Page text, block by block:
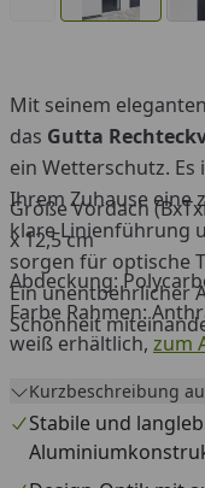
Mit seinem
das Gutta
ein Wetterschutz.
Ihrem Zuhause eine
klare Linienführung
sorgen für optische
Ein unentbehrlicher
Schönheit
Größe Vordach
x 12,5 cm
Abdeckung:
Farbe Rahmen:
weiß erhältlich, zum
Kurzbeschreibung
Stabile und